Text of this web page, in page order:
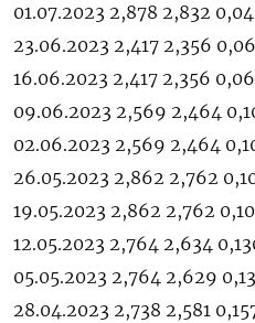
01.07.2023 2,878 2,832
23.06.2023 2,417 2,356
16.06.2023 2,417 2,356
09.06.2023 2,569 2,464
02.06.2023 2,569 2,464
26.05.2023 2,862 2,762
19.05.2023 2,862 2,762
12.05.2023 2,764 2,634
05.05.2023 2,764 2,629
28.04.2023 2,738 2,581